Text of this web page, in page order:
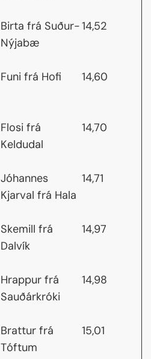
Birta frá Suður-
Nýjabæ
14,52
Funi frá Hofi 14,60
Flosi frá
Keldudal
14,70
Jóhannes
Kjarval frá Hala
14,71
Skemill frá
Dalvík
14,97
Hrappur frá
Sauðárkróki
14,98
Brattur frá
Tóftum
15,01